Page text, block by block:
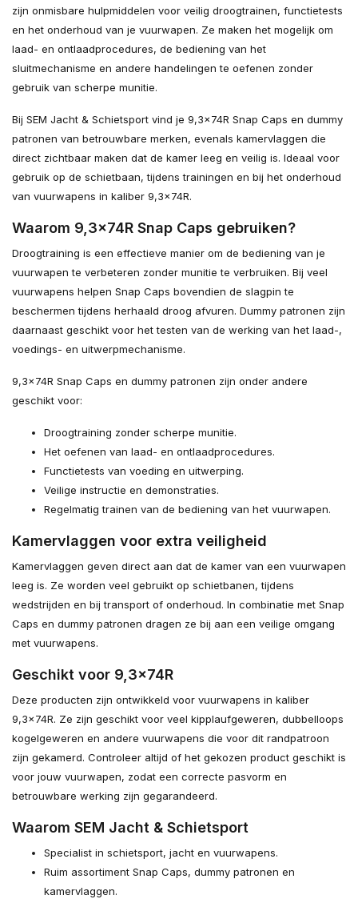
zijn onmisbare hulpmiddelen voor veilig droogtrainen, functietests
en het onderhoud van je vuurwapen. Ze maken het mogelijk om
laad- en ontlaadprocedures, de bediening van het
sluitmechanisme en andere handelingen te oefenen zonder
gebruik van scherpe munitie.
Bij SEM Jacht & Schietsport vind je 9,3x74R Snap Caps en dummy
patronen van betrouwbare merken, evenals kamervlaggen die
direct zichtbaar maken dat de kamer leeg en veilig is. Ideaal voor
gebruik op de schietbaan, tijdens trainingen en bij het onderhoud
van vuurwapens in kaliber 9,3x74R.
Waarom 9,3x74R Snap Caps gebruiken?
Droogtraining is een effectieve manier om de bediening van je
vuurwapen te verbeteren zonder munitie te verbruiken. Bij veel
vuurwapens helpen Snap Caps bovendien de slagpin te
beschermen tijdens herhaald droog afvuren. Dummy patronen zijn
daarnaast geschikt voor het testen van de werking van het laad-,
voedings- en uitwerpmechanisme.
9,3x74R Snap Caps en dummy patronen zijn onder andere
geschikt voor:
Droogtraining zonder scherpe munitie.
Het oefenen van laad- en ontlaadprocedures.
Functietests van voeding en uitwerping.
Veilige instructie en demonstraties.
Regelmatig trainen van de bediening van het vuurwapen.
Kamervlaggen voor extra veiligheid
Kamervlaggen geven direct aan dat de kamer van een vuurwapen
leeg is. Ze worden veel gebruikt op schietbanen, tijdens
wedstrijden en bij transport of onderhoud. In combinatie met Snap
Caps en dummy patronen dragen ze bij aan een veilige omgang
met vuurwapens.
Geschikt voor 9,3x74R
Deze producten zijn ontwikkeld voor vuurwapens in kaliber
9,3x74R. Ze zijn geschikt voor veel kipplaufgeweren, dubbelloops
kogelgeweren en andere vuurwapens die voor dit randpatroon
zijn gekamerd. Controleer altijd of het gekozen product geschikt is
voor jouw vuurwapen, zodat een correcte pasvorm en
betrouwbare werking zijn gegarandeerd.
Waarom SEM Jacht & Schietsport
Specialist in schietsport, jacht en vuurwapens.
Ruim assortiment Snap Caps, dummy patronen en
kamervlaggen.